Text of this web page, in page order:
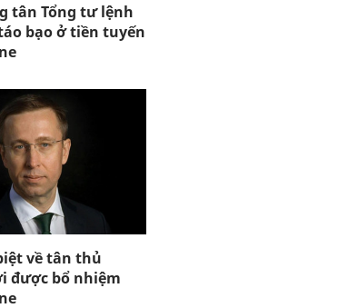
tân Tổng tư lệnh
bạo ở tiền tuyến
về tân thủ
được bổ nhiệm